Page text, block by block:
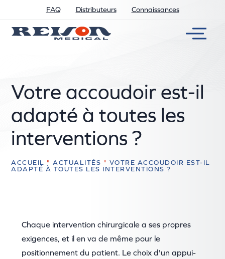
FAQ Distributeurs Connaissances
Votre accoudoir est-il
adapté à toutes les
interventions ?
ACCUEIL "ACTUALITÉS " VOTRE ACCOUDOIR EST-IL
ADAPTÉ À TOUTES LES INTERVENTIONS ?
Chaque intervention chirurgicale a ses propres
exigences, et il en va de même pour le
positionnement du patient. Le choix d'un appui-